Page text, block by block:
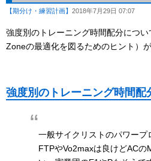
【期分け・練習計画】 2018年7月29日 07:07
強度別のトレーニング時間配分につ
Zoneの最適化を図るためのヒント）
強度別のトレーニング時間配
一般サイクリストのパワープ
FTPやVo2maxは良けどACの